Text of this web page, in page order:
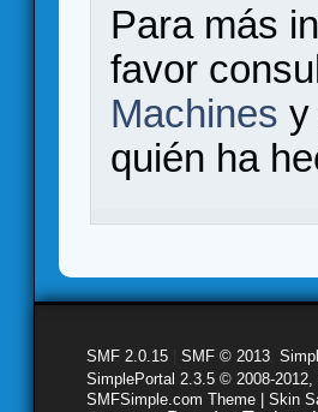
Para más
favor
Machines y
quién ha
SMF 2.0.15 SMF © 2013
SimplePortal 2.3.5 © 2008-2012,
SMFSimple.com Theme | Skin